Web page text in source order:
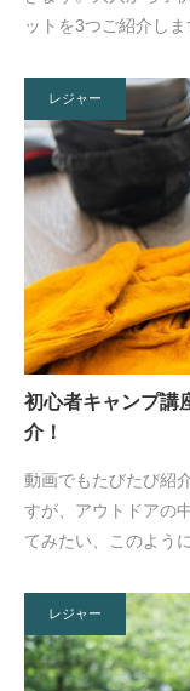
ットを3つご紹介し
レジャー
初心者キャンプ講
介！
動画でもたびたび紹
すが、アウトドアの
てみたい、このよう
レジャー